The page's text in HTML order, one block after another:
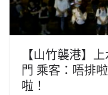
【山竹襲港】
門 乘客：唔排
啦！